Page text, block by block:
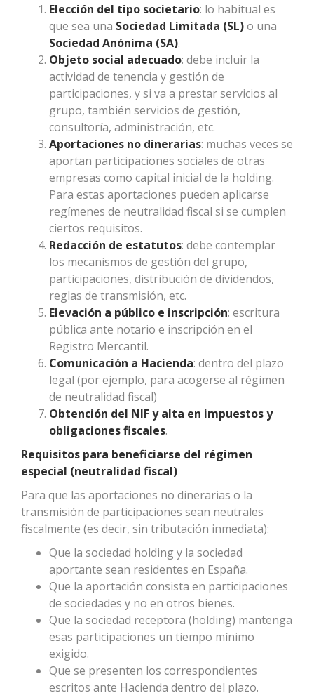
Elección del tipo societario: lo habitual es
que sea una Sociedad Limitada (SL)o una
Sociedad Anónima (SA).
Objeto social adecuado: debe incluir la
actividad de tenencia y gestión de
participaciones, y si va a prestar servicios al
grupo, también servicios de gestión,
consultoría, administración, etc.
Aportaciones no dinerarias: muchas veces se
aportan participaciones sociales de otras
empresas como capital inicial de la holding.
Para estas aportaciones pueden aplicarse
regímenes de neutralidad fiscal si se cumplen
ciertos requisitos.
Redacción de estatutos: debe contemplar
los mecanismos de gestión del grupo,
participaciones, distribución de dividendos,
reglas de transmisión, etc.
Elevación a público e inscripción: escritura
pública ante notario e inscripción en el
Registro Mercantil.
Comunicación a Hacienda: dentro del plazo
legal (por ejemplo, para acogerse al régimen
de neutralidad fiscal)
Obtención del NIF y alta en impuestos y
obligaciones fiscales.
Requisitos para beneficiarse del régimen
especial (neutralidad fiscal)
Para que las aportaciones no dinerarias o la
transmisión de participaciones sean neutrales
fiscalmente (es decir, sin tributación inmediata):
Que la sociedad holding y la sociedad
aportante sean residentes en España.
Que la aportación consista en participaciones
de sociedades y no en otros bienes.
Que la sociedad receptora (holding) mantenga
esas participaciones un tiempo mínimo
exigido.
Que se presenten los correspondientes
escritos ante Hacienda dentro del plazo.